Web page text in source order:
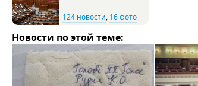
124 новости, 16 фото
Новости по этой теме: